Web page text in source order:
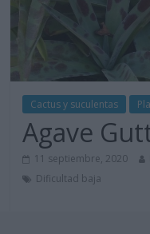
Cactus y suculentas
Agave
11 septiembre, 2020
Dificultad baja